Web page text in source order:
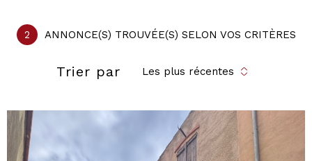
2 ANNONCE(S) TROUVÉE(S) SELON VOS CRITÈRES
Trier par Les plus récentes